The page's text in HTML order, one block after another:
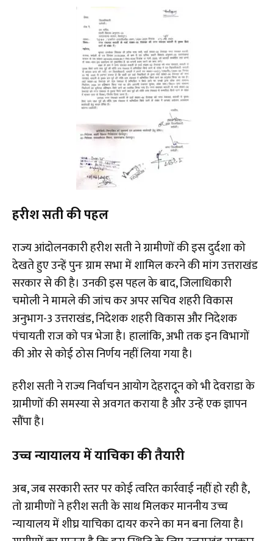
हरीश सती की पहल
राज्य आंदोलनकारी हरीश सती ने ग्रामीणों की इस दुर्दशा को
देखते हुए उन्हें पुनः ग्राम सभा में शामिल करने की मांग उत्तराखंड
सरकार से की है। उनकी इस पहल के बाद, जिलाधिकारी
चमोली ने मामले की जांच कर अपर सचिव शहरी विकास
अनुभाग-3 उत्तराखंड, निदेशक शहरी विकास और निदेशक
पंचायती राज को पत्र भेजा है। हालांकि, अभी तक इन विभागों
की ओर से कोई ठोस निर्णय नहीं लिया गया है।
हरीश सती ने राज्य निर्वाचन आयोग देहरादून को भी देवराडा के
ग्रामीणों की समस्या से अवगत कराया है और उन्हें एक ज्ञापन
सौंपा है।
उच्च न्यायालय में याचिका की तैयारी
अब, जब सरकारी स्तर पर कोई त्वरित कार्रवाई नहीं हो रही है,
तो ग्रामीणों ने हरीश सती के साथ मिलकर माननीय उच्च
न्यायालय में शीघ्र याचिका दायर करने का मन बना लिया है।